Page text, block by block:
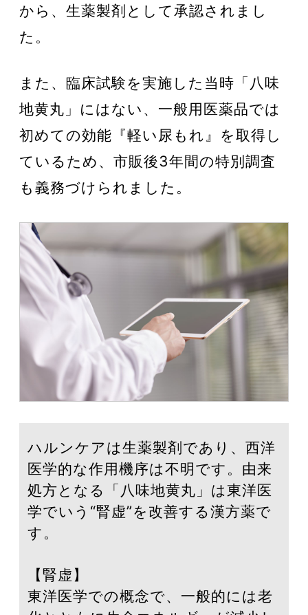
から、生薬製剤として承認されまし
た。
また、臨床試験を実施した当時「八味
地黄丸」にはない、一般用医薬品では
初めての効能『軽い尿もれ』を取得し
ているため、市販後3年間の特別調査
も義務づけられました。
ハルンケアは生薬製剤であり、西洋
医学的な作用機序は不明です。由来
処方となる「八味地黄丸」は東洋医
学でいう“腎虚”を改善する漢方薬で
す。
【腎虚】
東洋医学での概念で、一般的には老